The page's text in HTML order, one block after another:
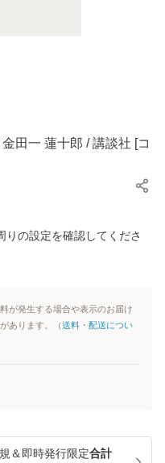
田一 蓮十郎 / 講談社 [コ
りの設定を確認してくださ
が発生する場合や表示のお届け
あります。（送料・配送につい
＆即時発行限定合計